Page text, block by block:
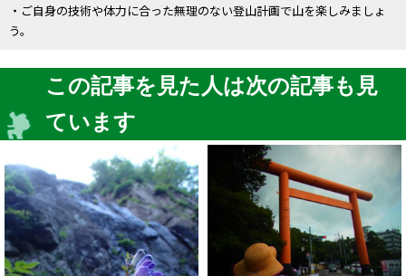
・ご自身の技術や体力に合った無理のない登山計画で山を楽しみましょ
う。
この記事を見た人は次の記事も見
ています